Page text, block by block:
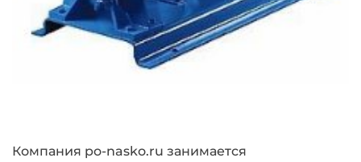
Компания po-nasko.ru занимается